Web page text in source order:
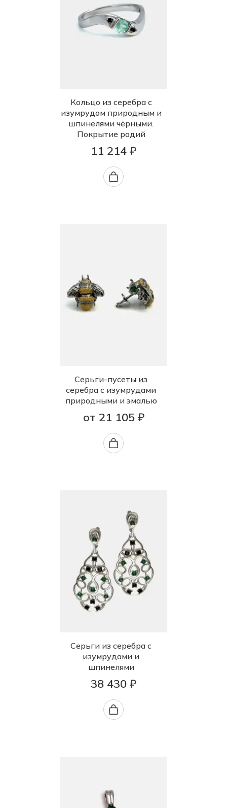
Кольцо из серебра с
изумрудом природным и
шпинелями чёрными.
Покрытие родий
11 214 ₽
Серьги-пусеты из
серебра с изумрудами
природными и эмалью
от 21 105 ₽
Серьги из серебра с
изумрудами и
шпинелями
38 430 ₽